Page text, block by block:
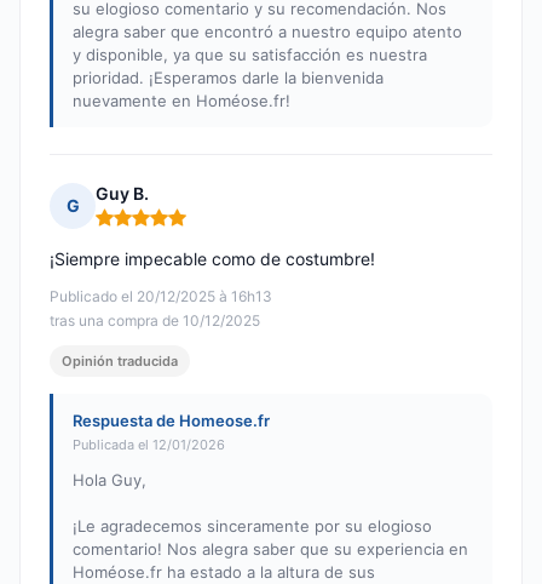
su elogioso comentario y su recomendación. Nos
alegra saber que encontró a nuestro equipo atento
y disponible, ya que su satisfacción es nuestra
prioridad. ¡Esperamos darle la bienvenida
nuevamente en Homéose.fr!
G
Guy B.
Nota: 5 de 5
Publicado el 20/12/2025 à 16h13
tras una compra de 10/12/2025
¡Siempre impecable como de costumbre!
Opinión traducida
Respuesta de Homeose.fr
Publicada el 12/01/2026
Hola Guy,
¡Le agradecemos sinceramente por su elogioso
comentario! Nos alegra saber que su experiencia en
Homéose.fr ha estado a la altura de sus